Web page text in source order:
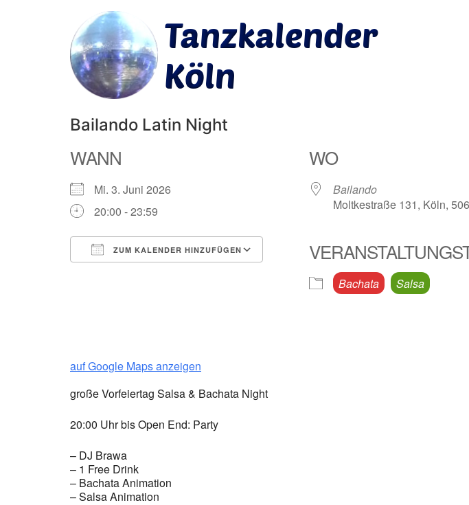
Bailando Latin Night
WANN
Mi. 3. Juni 2026
20:00 - 23:59
ZUM KALENDER HINZUFÜGEN
Google Kalender
WO
Bailando
Moltkestraße 131, Köln,
Bachata Salsa
auf Google Maps anzeigen
große Vorfeiertag Salsa & Bachata Night
20:00 Uhr bis Open End: Party
– DJ Brawa
– 1 Free Drink
– Bachata Animation
– Salsa Animation